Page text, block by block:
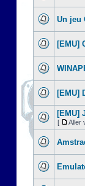
Un jeu
[EMU]
[EMU]
[EMU]
[ Aller